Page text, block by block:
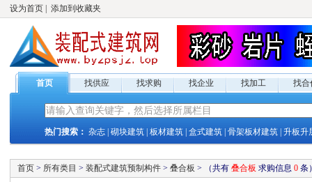
设为首页 添加到收藏夹
首页 找供应 找求购 找企业 找加工 找合
热门搜索： 杂志 砌块建筑 板材建筑 盒式建筑 骨架板材建筑 升板升
首页 > 所有类目 > 装配式建筑预制构件 > 叠合板 > （共有 叠合板 求购信息 0 条